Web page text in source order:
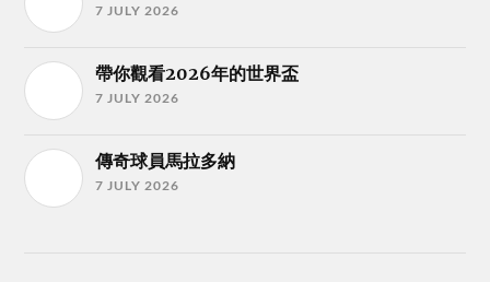
7 JULY 2026
帶你觀看2026年的世界盃
7 JULY 2026
傳奇球員馬拉多納
7 JULY 2026